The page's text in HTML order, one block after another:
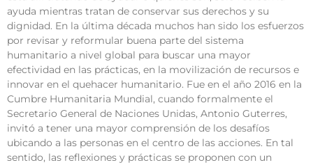
ayuda mientras tratan de conservar sus derechos y su
dignidad. En la última década muchos han sido los esfuerzos
por revisar y reformular buena parte del sistema
humanitario a nivel global para buscar una mayor
efectividad en las prácticas, en la movilización de recursos e
innovar en el quehacer humanitario. Fue en el año 2016 en la
Cumbre Humanitaria Mundial, cuando formalmente el
Secretario General de Naciones Unidas, Antonio Guterres,
invitó a tener una mayor comprensión de los desafíos
ubicando a las personas en el centro de las acciones. En tal
sentido, las reflexiones y prácticas se proponen con un